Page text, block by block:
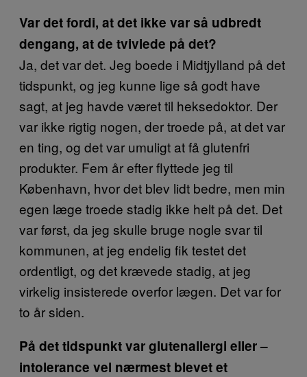
Var det fordi, at det ikke var så udbredt
dengang, at de tvivlede på det?
Ja, det var det. Jeg boede i Midtjylland på det
tidspunkt, og jeg kunne lige så godt have
sagt, at jeg havde været til heksedoktor. Der
var ikke rigtig nogen, der troede på, at det var
en ting, og det var umuligt at få glutenfri
produkter. Fem år efter flyttede jeg til
København, hvor det blev lidt bedre, men min
egen læge troede stadig ikke helt på det. Det
var først, da jeg skulle bruge nogle svar til
kommunen, at jeg endelig fik testet det
ordentligt, og det krævede stadig, at jeg
virkelig insisterede overfor lægen. Det var for
to år siden.
På det tidspunkt var glutenallergi eller –
intolerance vel nærmest blevet et